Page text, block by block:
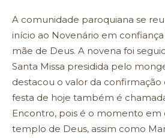
A comunidade paroquiana se
início ao Novenário em
mãe de Deus. A novena foi
Santa Missa presidida pelo
destacou o valor da confirmação
festa de hoje também é
Encontro, pois é o momento em
templo de Deus, assim como